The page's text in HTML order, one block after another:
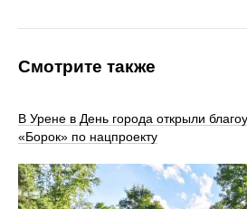
Смотрите также
В Урене в День города открыли
«Борок» по нацпроекту